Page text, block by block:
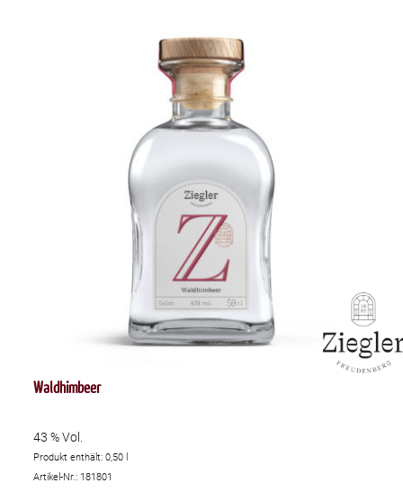
Waldhimbeer
43 % Vol.
Produkt enthält: 0,50
Artikel-Nr.: 181801